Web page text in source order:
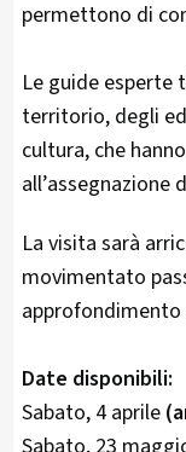
permettono di
Le guide esperte
territorio, degli
cultura, che
all’assegnazione
La visita sarà
movimentato
approfondimento
Date disponibili:
Sabato, 4 aprile